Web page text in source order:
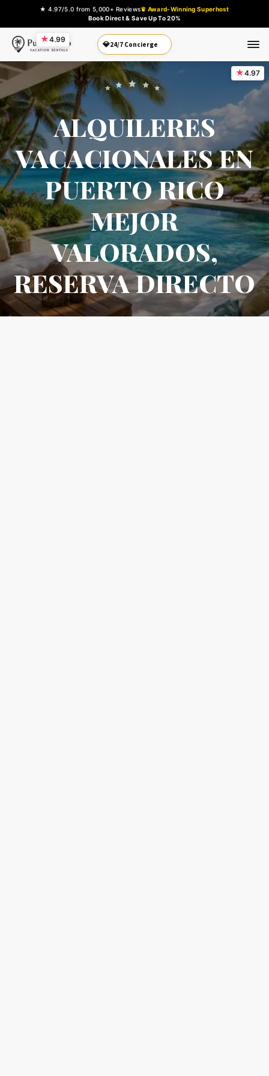
★ 4.97/5.0 from 5,000+ Reviews♛ Award-Winning Superhost
Book Direct & Save Up To 20%
★4.99
💎24/7 Concierge
ALQUILERES
VACACIONALES EN
PUERTO RICO
MEJOR
VALORADOS,
RESERVA DIRECTO
★4.97